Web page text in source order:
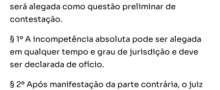
será alegada como questão preliminar de
contestação.
§ 1º A incompetência absoluta pode ser alegada
em qualquer tempo e grau de jurisdição e deve
ser declarada de ofício.
§ 2º Após manifestação da parte contrária, o juiz